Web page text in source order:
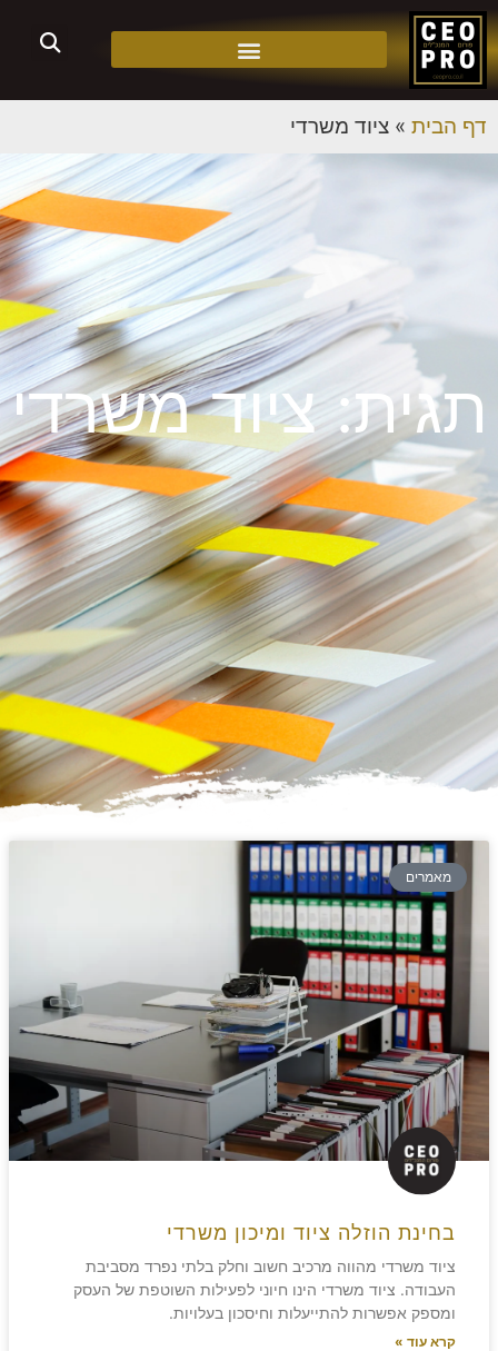
דף הבית » ציוד משרדי
תגית: ציוד משרדי
מאמרים
בחינת הוזלה ציוד ומיכון משרדי
ציוד משרדי מהווה מרכיב חשוב וחלק בלתי נפרד מסביבת
העבודה. ציוד משרדי הינו חיוני לפעילות השוטפת של העסק
ומספק אפשרות להתייעלות וחיסכון בעלויות.
קרא עוד »